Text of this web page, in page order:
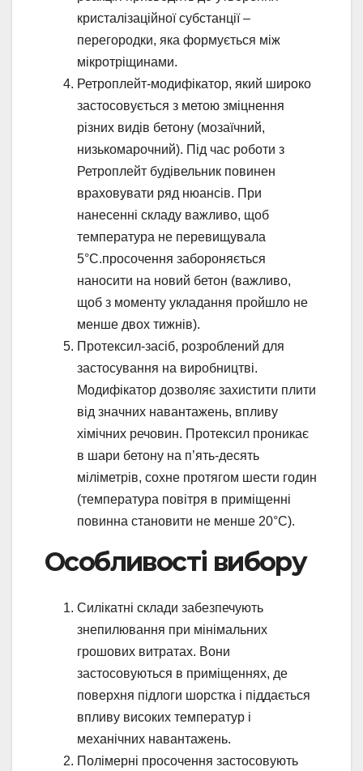
кристалізаційної субстанції –
перегородки, яка формується між
мікротріщинами.
Ретроплейт-модифікатор, який широко
застосовується з метою зміцнення
різних видів бетону (мозаїчний,
низькомарочний). Під час роботи з
Ретроплейт будівельник повинен
враховувати ряд нюансів. При
нанесенні складу важливо, щоб
температура не перевищувала
5°С.просочення забороняється
наносити на новий бетон (важливо,
щоб з моменту укладання пройшло не
менше двох тижнів).
Протексил-засіб, розроблений для
застосування на виробництві.
Модифікатор дозволяє захистити плити
від значних навантажень, впливу
хімічних речовин. Протексил проникає
в шари бетону на п’ять-десять
міліметрів, сохне протягом шести годин
(температура повітря в приміщенні
повинна становити не менше 20°C).
Особливості вибору
Силікатні склади забезпечують
знепилювання при мінімальних
грошових витратах. Вони
застосовуються в приміщеннях, де
поверхня підлоги шорстка і піддається
впливу високих температур і
механічних навантажень.
Полімерні просочення застосовують